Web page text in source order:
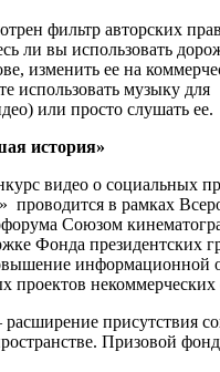
фильтр авторских
ли вы использовать
изменить ее на
использовать музыку для
или просто слушать ее.
история»
видео о социальных
проводится в рамках
Союзом
Фонда президентских
информационной
проектов некоммерческих
присутствия
Призовой фонд